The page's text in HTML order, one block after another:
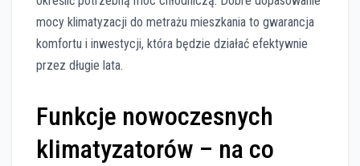
mocy klimatyzacji do metrażu mieszkania to gwarancja
komfortu i inwestycji, która będzie działać efektywnie
przez długie lata.
Funkcje nowoczesnych
klimatyzatorów – na co